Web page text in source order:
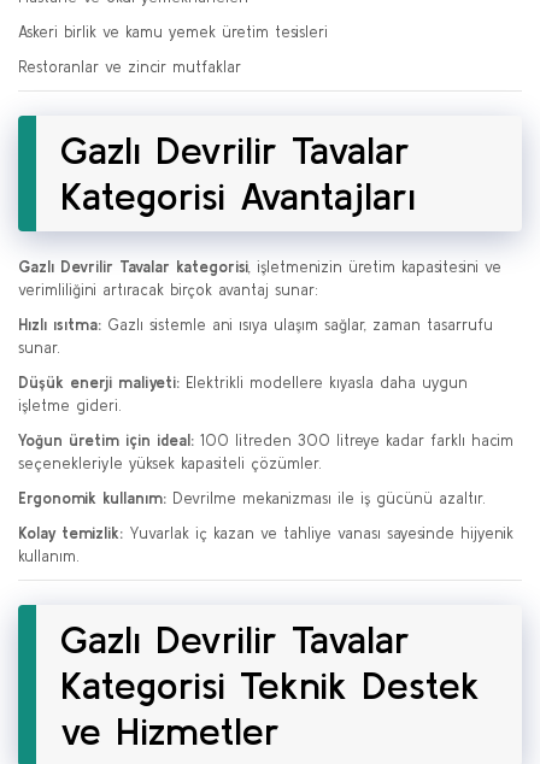
Askeri birlik ve kamu yemek üretim tesisleri
Restoranlar ve zincir mutfaklar
Gazlı Devrilir Tavalar
Kategorisi Avantajları
Gazlı Devrilir Tavalar kategorisi, işletmenizin üretim kapasitesini ve
verimliliğini artıracak birçok avantaj sunar:
Hızlı ısıtma: Gazlı sistemle ani ısıya ulaşım sağlar, zaman tasarrufu
sunar.
Düşük enerji maliyeti: Elektrikli modellere kıyasla daha uygun
işletme gideri.
Yoğun üretim için ideal: 100 litreden 300 litreye kadar farklı hacim
seçenekleriyle yüksek kapasiteli çözümler.
Ergonomik kullanım: Devrilme mekanizması ile iş gücünü azaltır.
Kolay temizlik: Yuvarlak iç kazan ve tahliye vanası sayesinde hijyenik
kullanım.
Gazlı Devrilir Tavalar
Kategorisi Teknik Destek
ve Hizmetler